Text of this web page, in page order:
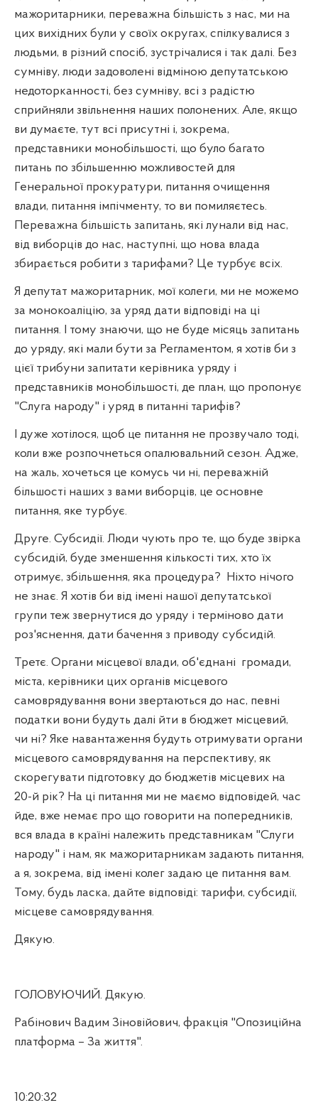
мажоритарники, переважна більшість з нас, ми на
цих вихідних були у своїх округах, спілкувалися з
людьми, в різний спосіб, зустрічалися і так далі. Без
сумніву, люди задоволені відміною депутатською
недоторканності, без сумніву, всі з радістю
сприйняли звільнення наших полонених. Але, якщо
ви думаєте, тут всі присутні і, зокрема,
представники монобільшості, що було багато
питань по збільшенню можливостей для
Генеральної прокуратури, питання очищення
влади, питання імпічменту, то ви помиляєтесь.
Переважна більшість запитань, які лунали від нас,
від виборців до нас, наступні, що нова влада
збирається робити з тарифами? Це турбує всіх.
Я депутат мажоритарник, мої колеги, ми не можемо
за монокоаліцію, за уряд дати відповіді на ці
питання. І тому знаючи, що не буде місяць запитань
до уряду, які мали бути за Регламентом, я хотів би з
цієї трибуни запитати керівника уряду і
представників монобільшості, де план, що пропонує
"Слуга народу" і уряд в питанні тарифів?
І дуже хотілося, щоб це питання не прозвучало тоді,
коли вже розпочнеться опалювальний сезон. Адже,
на жаль, хочеться це комусь чи ні, переважній
більшості наших з вами виборців, це основне
питання, яке турбує.
Друге. Субсидії. Люди чують про те, що буде звірка
субсидій, буде зменшення кількості тих, хто їх
отримує, збільшення, яка процедура?
Ніхто нічого
не знає. Я хотів би від імені нашої депутатської
групи теж звернутися до уряду і терміново дати
роз'яснення, дати бачення з приводу субсидій.
Третє. Органи місцевої влади, об'єднані громади,
міста, керівники цих органів місцевого
самоврядування вони звертаються до нас, певні
податки вони будуть далі йти в бюджет місцевий,
чи ні? Яке навантаження будуть отримувати органи
місцевого самоврядування на перспективу, як
скорегувати підготовку до бюджетів місцевих на
20-й рік? На ці питання ми не маємо відповідей, час
йде, вже немає про що говорити на попередників,
вся влада в країні належить представникам "Слуги
народу" і нам, як мажоритарникам задають питання,
а я, зокрема, від імені колег задаю це питання вам.
Тому, будь ласка, дайте відповіді: тарифи, субсидії,
місцеве самоврядування.
Дякую.
ГОЛОВУЮЧИЙ. Дякую.
Рабінович Вадим Зіновійович, фракція "Опозиційна
платформа – За життя".
10:20:32